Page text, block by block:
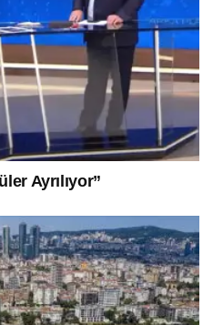
Ayrılıyor”